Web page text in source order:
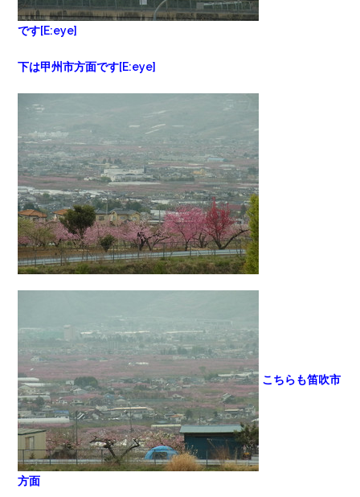
です[E:eye]
下は甲州市方面です[E:eye]
こちらも笛吹市
方面